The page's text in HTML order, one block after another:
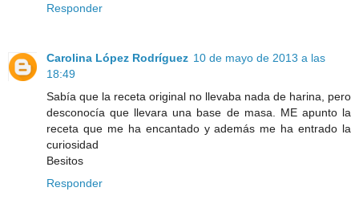
Responder
Carolina López Rodríguez 10 de mayo de 2013 a las
18:49
Sabía que la receta original no llevaba nada de harina, pero
desconocía que llevara una base de masa. ME apunto la
receta que me ha encantado y además me ha entrado la
curiosidad
Besitos
Responder